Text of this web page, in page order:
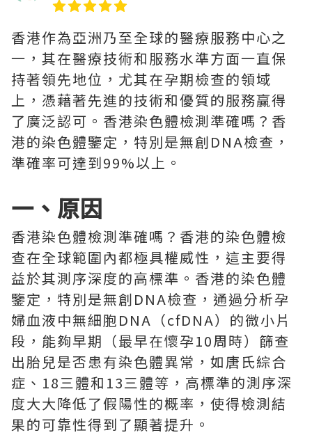
香港作為亞洲乃至全球的醫療服務中心之
一，其在醫療技術和服務水準方面一直保
持著領先地位，尤其在孕期檢查的領域
上，憑藉著先進的技術和優質的服務贏得
了廣泛認可。香港染色體檢測準確嗎？香
港的染色體鑒定，特別是無創DNA檢查，
準確率可達到99%以上。
一、原因
香港染色體檢測準確嗎？香港的染色體檢
查在全球範圍內都極具權威性，這主要得
益於其測序深度的高標準。香港的染色體
鑒定，特別是無創DNA檢查，通過分析孕
婦血液中無細胞DNA（cfDNA）的微小片
段，能夠早期（最早在懷孕10周時）篩查
出胎兒是否患有染色體異常，如唐氏綜合
症、18三體和13三體等，高標準的測序深
度大大降低了假陽性的概率，使得檢測結
果的可靠性得到了顯著提升。